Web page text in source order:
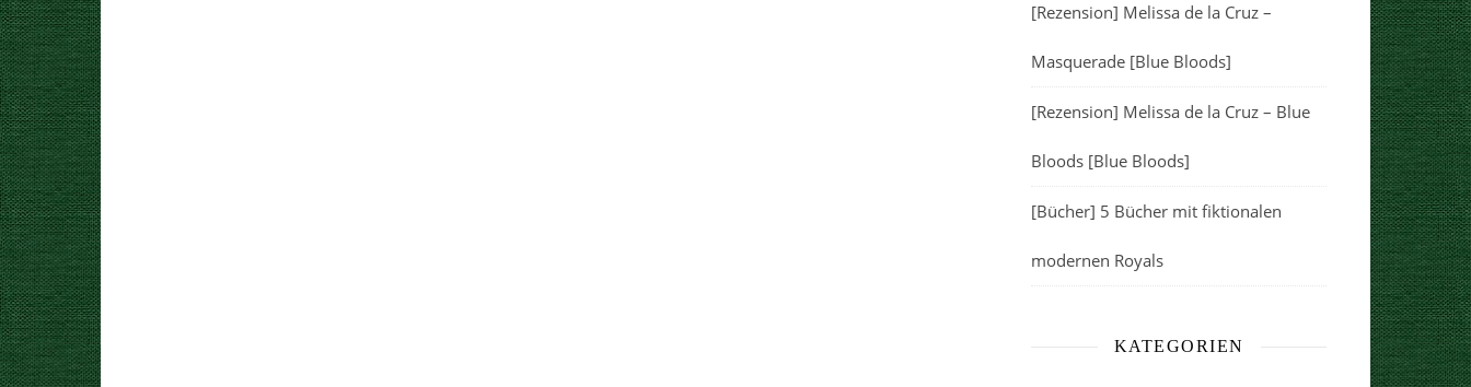
[Rezension] Melissa de la Cruz –
Masquerade [Blue Bloods]
[Rezension] Melissa de la Cruz – Blue
Bloods [Blue Bloods]
[Bücher] 5 Bücher mit fiktionalen
modernen Royals
KATEGORIEN